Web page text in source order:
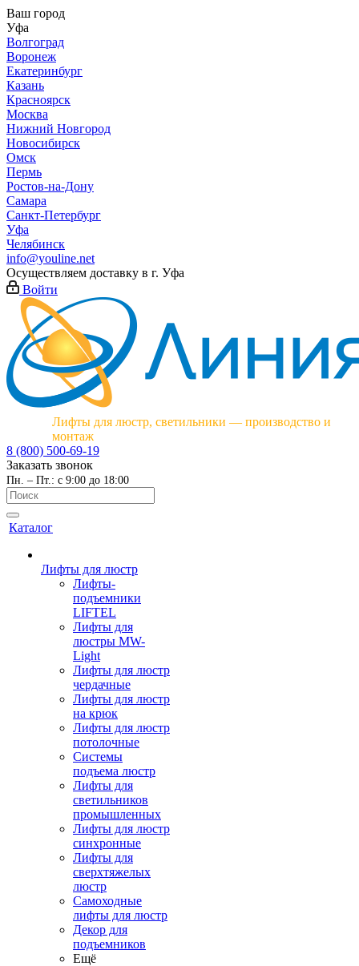
Ваш город
Уфа
Волгоград
Воронеж
Екатеринбург
Казань
Красноярск
Москва
Нижний Новгород
Новосибирск
Омск
Пермь
Ростов-на-Дону
Самара
Санкт-Петербург
Уфа
Челябинск
info@youline.net
Осуществляем доставку в г. Уфа
Войти
Лифты для люстр, светильники — производство и
монтаж
8 (800) 500-69-19
Заказать звонок
Пн. – Пт.: с 9:00 до 18:00
Каталог
Лифты для люстр
Лифты-
подъемники
LIFTEL
Лифты для
люстры MW-
Light
Лифты для люстр
чердачные
Лифты для люстр
на крюк
Лифты для люстр
потолочные
Системы
подъема люстр
Лифты для
светильников
промышленных
Лифты для люстр
синхронные
Лифты для
сверхтяжелых
люстр
Самоходные
лифты для люстр
Декор для
подъемников
Ещё